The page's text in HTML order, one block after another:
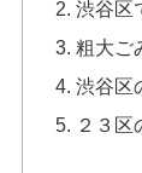
渋谷区
粗大ご
渋谷区
２３区